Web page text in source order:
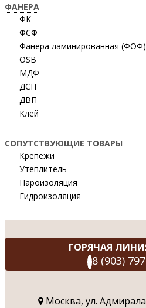
ФАНЕРА
ФК
ФСФ
Фанера ламинированная (ФОФ)
OSB
МДФ
ДСП
ДВП
Клей
СОПУТСТВУЮЩИЕ ТОВАРЫ
Крепежи
Утеплитель
Пароизоляция
Гидроизоляция
ГОРЯЧАЯ
8 (903)
Москва, ул.